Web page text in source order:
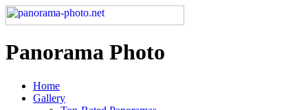
Panorama Photo
Home
Gallery